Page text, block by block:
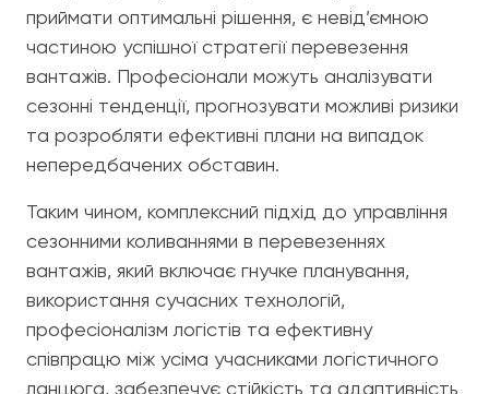
приймати оптимальні рішення, є невід’ємною
частиною успішної стратегії перевезення
вантажів. Професіонали можуть аналізувати
сезонні тенденції, прогнозувати можливі ризики
та розробляти ефективні плани на випадок
непередбачених обставин.
Таким чином, комплексний підхід до управління
сезонними коливаннями в перевезеннях
вантажів, який включає гнучке планування,
використання сучасних технологій,
професіоналізм логістів та ефективну
співпрацю між усіма учасниками логістичного
ланцюга, забезпечує стійкість та адаптивність